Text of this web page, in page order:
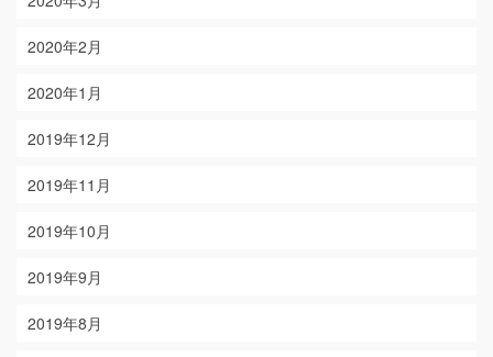
2020年2月
2020年1月
2019年12月
2019年11月
2019年10月
2019年9月
2019年8月